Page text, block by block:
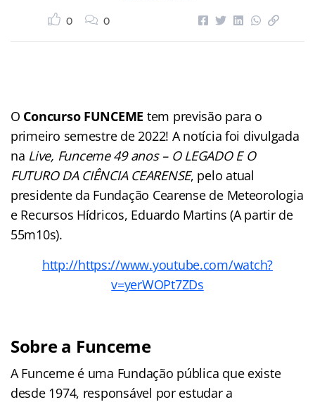
0 0
O Concurso FUNCEME tem previsão para o
primeiro semestre de 2022! A notícia foi divulgada
na Live, Funceme 49 anos – O LEGADO E O
FUTURO DA CIÊNCIA CEARENSE, pelo atual
presidente da Fundação Cearense de Meteorologia
e Recursos Hídricos, Eduardo Martins (A partir de
55m10s).
http://https://www.youtube.com/watch?
v=yerWOPt7ZDs
Sobre a Funceme
A Funceme é uma Fundação pública que existe
desde 1974, responsável por estudar a